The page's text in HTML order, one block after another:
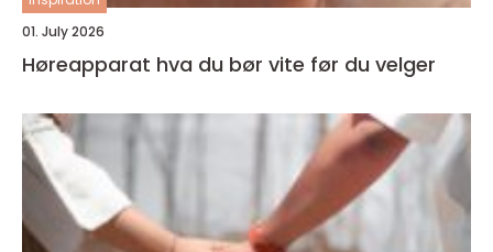
01. July 2026
Høreapparat hva du bør vite før du velger